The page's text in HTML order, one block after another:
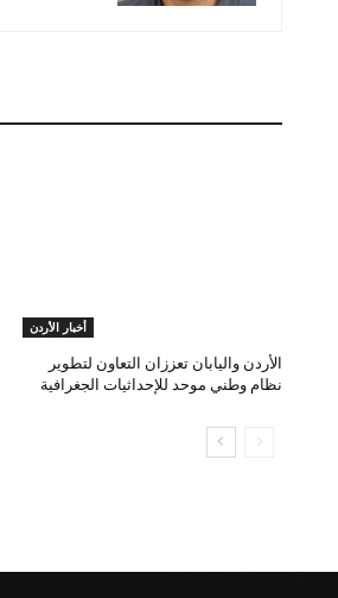
أخبار الأردن
الأردن واليابان تعززان التعاون لتطوير
نظام وطني موحد للإحداثيات الجغرافية